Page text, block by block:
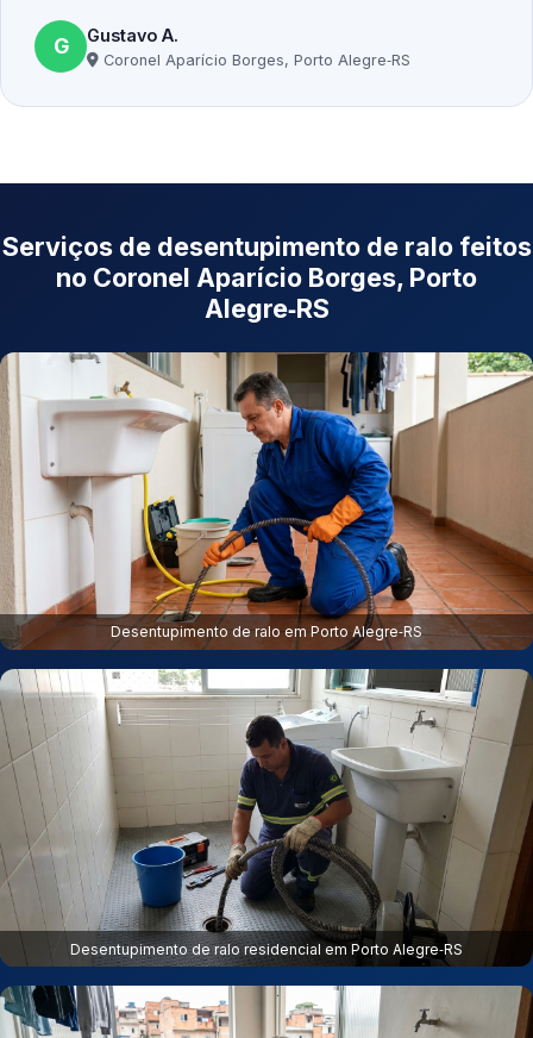
G Gustavo A.
Coronel Aparício Borges, Porto Alegre‑RS
Serviços de desentupimento de ralo feitos
no Coronel Aparício Borges, Porto
Alegre‑RS
Desentupimento de ralo em Porto Alegre‑RS
Desentupimento de ralo residencial em Porto Alegre‑RS